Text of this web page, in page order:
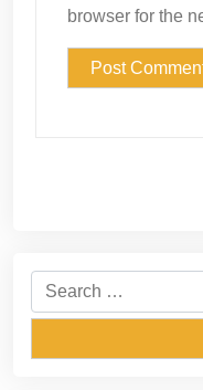
browser for the
Search
for: